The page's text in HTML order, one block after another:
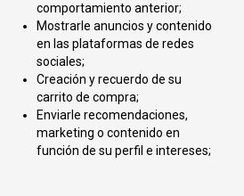
comportamiento anterior;
Mostrarle anuncios y contenido
en las plataformas de redes
sociales;
Creación y recuerdo de su
carrito de compra;
Enviarle recomendaciones,
marketing o contenido en
función de su perfil e intereses;